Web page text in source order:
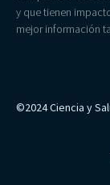
y que tienen
mejor información
©2024 Ciencia y